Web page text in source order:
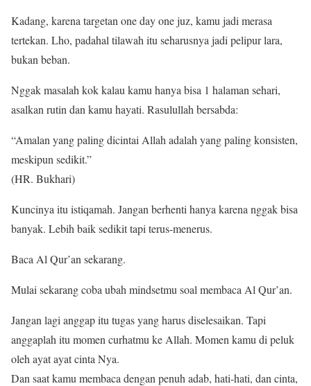
Kadang, karena targetan one day one juz, kamu jadi merasa
tertekan. Lho, padahal tilawah itu seharusnya jadi pelipur lara,
bukan beban.
Nggak masalah kok kalau kamu hanya bisa 1 halaman sehari,
asalkan rutin dan kamu hayati. Rasulullah bersabda:
“Amalan yang paling dicintai Allah adalah yang paling konsisten,
meskipun sedikit.”
(HR. Bukhari)
Kuncinya itu istiqamah. Jangan berhenti hanya karena nggak bisa
banyak. Lebih baik sedikit tapi terus-menerus.
Baca Al Qur’an sekarang.
Mulai sekarang coba ubah mindsetmu soal membaca Al Qur’an.
Jangan lagi anggap itu tugas yang harus diselesaikan. Tapi
anggaplah itu momen curhatmu ke Allah. Momen kamu di peluk
oleh ayat ayat cinta Nya.
Dan saat kamu membaca dengan penuh adab, hati-hati, dan cinta,